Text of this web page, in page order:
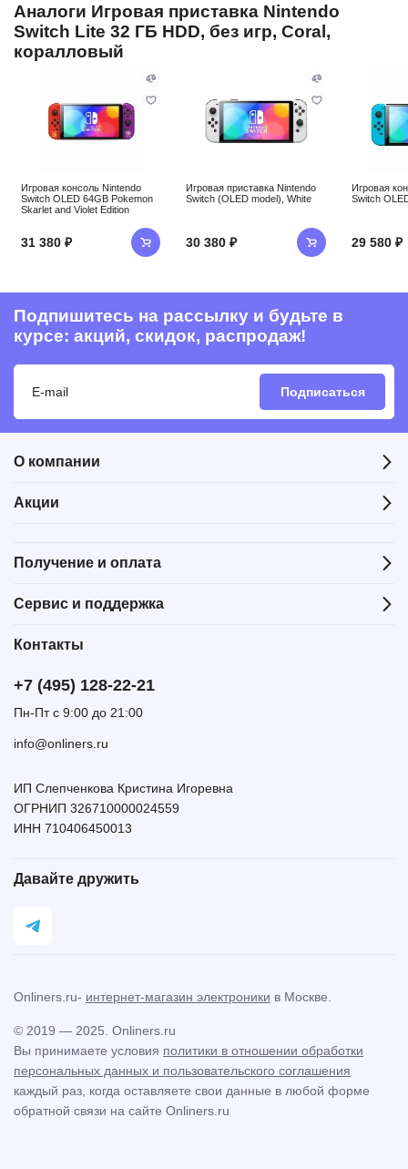
Аналоги Игровая приставка Nintendo
Switch Lite 32 ГБ HDD, без игр, Coral,
коралловый
Игровая консоль Nintendo
Switch OLED 64GB Pokemon
Skarlet and Violet Edition
31 380 ₽
Игровая приставка Nintendo
Switch (OLED model), White
30 380 ₽
Игровая
Switch
29 580 ₽
Подпишитесь на рассылку и будьте в
курсе: акций, скидок, распродаж!
Подписаться
О компании
Акции
Получение и оплата
Сервис и поддержка
Контакты
+7 (495) 128-22-21
Пн-Пт с 9:00 до 21:00
info@onliners.ru
ИП Слепченкова Кристина Игоревна
ОГРНИП 326710000024559
ИНН 710406450013
Давайте дружить
Вы принимаете условия политики в отношении обработки
персональных данных и пользовательского соглашения
каждый раз, когда оставляете свои данные в любой форме
обратной связи на сайте Onliners.ru
© 2019 — 2025. Onliners.ru
Onliners.ru- интернет-магазин электроники в Москве.